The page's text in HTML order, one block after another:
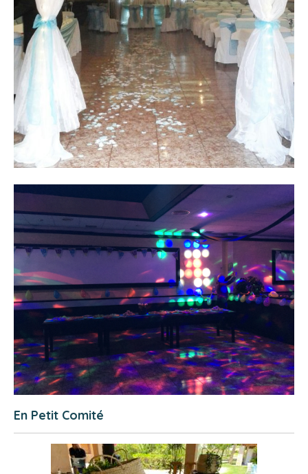
En Petit Comité